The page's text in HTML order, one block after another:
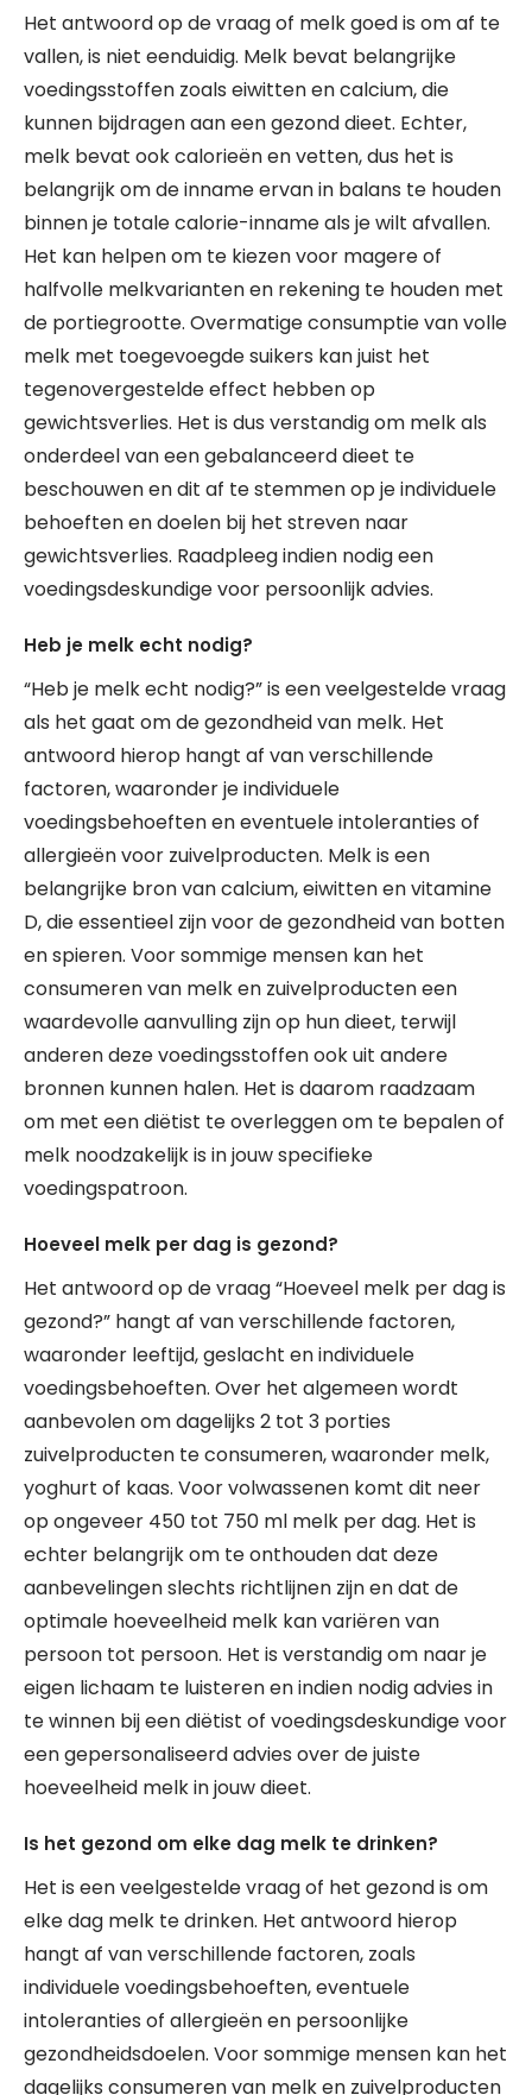
Het antwoord op de vraag of melk goed is om af te
vallen, is niet eenduidig. Melk bevat belangrijke
voedingsstoffen zoals eiwitten en calcium, die
kunnen bijdragen aan een gezond dieet. Echter,
melk bevat ook calorieën en vetten, dus het is
belangrijk om de inname ervan in balans te houden
binnen je totale calorie-inname als je wilt afvallen.
Het kan helpen om te kiezen voor magere of
halfvolle melkvarianten en rekening te houden met
de portiegrootte. Overmatige consumptie van volle
melk met toegevoegde suikers kan juist het
tegenovergestelde effect hebben op
gewichtsverlies. Het is dus verstandig om melk als
onderdeel van een gebalanceerd dieet te
beschouwen en dit af te stemmen op je individuele
behoeften en doelen bij het streven naar
gewichtsverlies. Raadpleeg indien nodig een
voedingsdeskundige voor persoonlijk advies.
Heb je melk echt nodig?
“Heb je melk echt nodig?” is een veelgestelde vraag
als het gaat om de gezondheid van melk. Het
antwoord hierop hangt af van verschillende
factoren, waaronder je individuele
voedingsbehoeften en eventuele intoleranties of
allergieën voor zuivelproducten. Melk is een
belangrijke bron van calcium, eiwitten en vitamine
D, die essentieel zijn voor de gezondheid van botten
en spieren. Voor sommige mensen kan het
consumeren van melk en zuivelproducten een
waardevolle aanvulling zijn op hun dieet, terwijl
anderen deze voedingsstoffen ook uit andere
bronnen kunnen halen. Het is daarom raadzaam
om met een diëtist te overleggen om te bepalen of
melk noodzakelijk is in jouw specifieke
voedingspatroon.
Hoeveel melk per dag is gezond?
Het antwoord op de vraag “Hoeveel melk per dag is
gezond?” hangt af van verschillende factoren,
waaronder leeftijd, geslacht en individuele
voedingsbehoeften. Over het algemeen wordt
aanbevolen om dagelijks 2 tot 3 porties
zuivelproducten te consumeren, waaronder melk,
yoghurt of kaas. Voor volwassenen komt dit neer
op ongeveer 450 tot 750 ml melk per dag. Het is
echter belangrijk om te onthouden dat deze
aanbevelingen slechts richtlijnen zijn en dat de
optimale hoeveelheid melk kan variëren van
persoon tot persoon. Het is verstandig om naar je
eigen lichaam te luisteren en indien nodig advies in
te winnen bij een diëtist of voedingsdeskundige voor
een gepersonaliseerd advies over de juiste
hoeveelheid melk in jouw dieet.
Is het gezond om elke dag melk te drinken?
Het is een veelgestelde vraag of het gezond is om
elke dag melk te drinken. Het antwoord hierop
hangt af van verschillende factoren, zoals
individuele voedingsbehoeften, eventuele
intoleranties of allergieën en persoonlijke
gezondheidsdoelen. Voor sommige mensen kan het
dagelijks consumeren van melk en zuivelproducten